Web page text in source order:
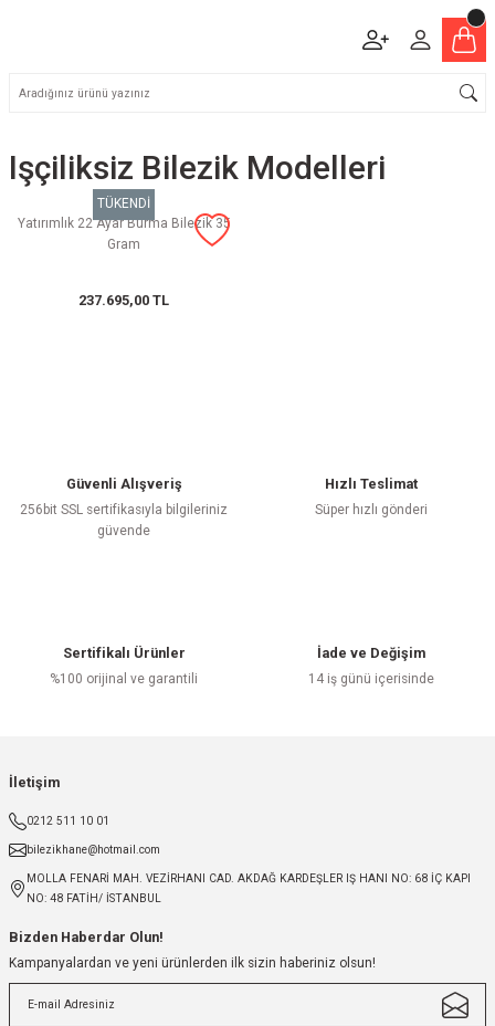
Işçiliksiz Bilezik Modelleri
TÜKENDİ
Yatırımlık 22 Ayar Burma Bilezik 35
Gram
237.695,00 TL
Güvenli Alışveriş
256bit SSL sertifikasıyla bilgileriniz
güvende
Hızlı Teslimat
Süper hızlı gönderi
Sertifikalı Ürünler
%100 orijinal ve garantili
İade ve Değişim
14 iş günü içerisinde
İletişim
0212 511 10 01
bilezikhane@hotmail.com
MOLLA FENARİ MAH. VEZİRHANI CAD. AKDAĞ KARDEŞLER IŞ HANI NO: 68 İÇ KAPI
NO: 48 FATİH/ İSTANBUL
Bizden Haberdar Olun!
Kampanyalardan ve yeni ürünlerden ilk sizin haberiniz olsun!